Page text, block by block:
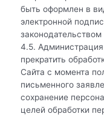
быть оформлен в
электронной
4.5.
прекратить
Сайта с момента
письменного
сохранение
целей обработки